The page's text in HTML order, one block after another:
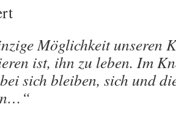
Möglichkeit unseren
ist, ihn zu leben. Im
sich bleiben, sich und